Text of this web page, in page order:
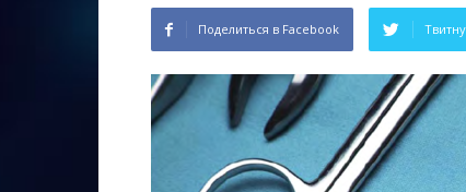
Поделиться в Facebook